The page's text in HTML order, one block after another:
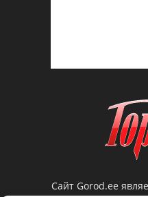
Сайт Gorod.ee